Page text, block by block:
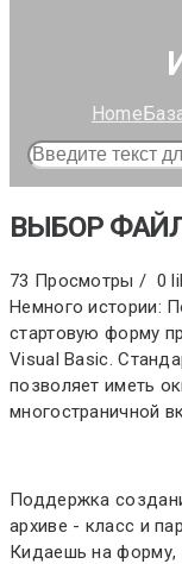
Home
ВЫБОР
73 Просмотры / 0
Немного истории:
стартовую форму
Visual Basic.
позволяет иметь
многостраничной
Поддержка
архиве - класс и
Кидаешь на форму,